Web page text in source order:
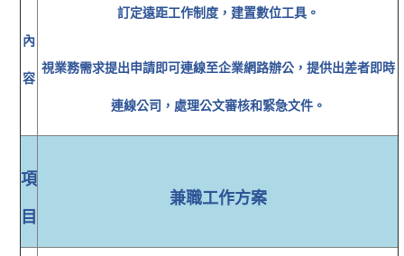
內
容
訂定遠距工作制度，建置數位工具。
視業務需求提出申請即可連線至企業網路辦公，提供出差者即時
連線公司，處理公文審核和緊急文件。
項
目
兼職工作方案